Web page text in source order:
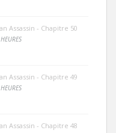
Assassin - Chapitre 50
Assassin - Chapitre 49
Assassin - Chapitre 48